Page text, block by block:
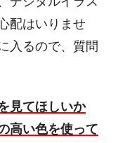
配はいりませ
入るので、質問
見てほしいか
高い色を使って